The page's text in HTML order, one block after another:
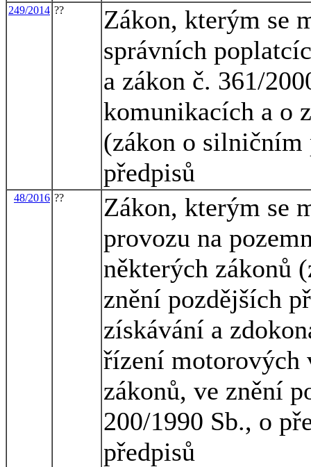
249/2014 ??
Zákon, kterým se
správních
a zákon č. 361/
komunikacích a o
(zákon o silničním
předpisů
48/2016 ??
Zákon, kterým se
provozu na
některých zákonů
znění pozdějších
získávání a
řízení motorových
zákonů, ve znění
200/1990 Sb., o
předpisů